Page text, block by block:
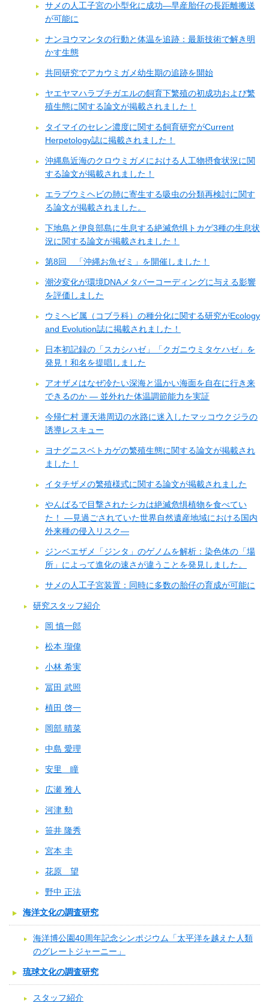
サメの人工子宮の小型化に成功―早産胎仔の長距離搬送
が可能に
ナンヨウマンタの行動と体温を追跡：最新技術で解き明
かす生態
共同研究でアカウミガメ幼生期の追跡を開始
ヤエヤマハラブチガエルの飼育下繁殖の初成功および繁
殖生態に関する論文が掲載されました！
タイマイのセレン濃度に関する飼育研究がCurrent
Herpetology誌に掲載されました！
沖縄島近海のクロウミガメにおける人工物摂食状況に関
する論文が掲載されました！
エラブウミヘビの肺に寄生する吸虫の分類再検討に関す
る論文が掲載されました。
下地島と伊良部島に生息する絶滅危惧トカゲ3種の生息状
況に関する論文が掲載されました！
第8回 「沖縄お魚ゼミ」を開催しました！
潮汐変化が環境DNAメタバーコーディングに与える影響
を評価しました
ウミヘビ属（コブラ科）の種分化に関する研究がEcology
and Evolution誌に掲載されました！
日本初記録の「スカシハゼ」「クガニウミタケハゼ」を
発見！和名を提唱しました
アオザメはなぜ冷たい深海と温かい海面を自在に行き来
できるのか ― 並外れた体温調節能力を実証
今帰仁村 運天港周辺の水路に迷入したマッコウクジラの
誘導レスキュー
ヨナグニスベトカゲの繁殖生態に関する論文が掲載され
ました！
イタチザメの繁殖様式に関する論文が掲載されました
やんばるで目撃されたシカは絶滅危惧植物を食べてい
た！ ―見過ごされていた世界自然遺産地域における国内
外来種の侵入リスク―
ジンベエザメ「ジンタ」のゲノムを解析：染色体の「場
所」によって進化の速さが違うことを発見しました。
サメの人工子宮装置：同時に多数の胎仔の育成が可能に
研究スタッフ紹介
岡 慎一郎
松本 瑠偉
小林 希実
冨田 武照
植田 啓一
岡部 晴菜
中島 愛理
安里 瞳
広瀬 雅人
河津 勲
笹井 隆秀
宮本 圭
花原 望
野中 正法
海洋文化の調査研究
海洋博公園40周年記念シンポジウム「太平洋を越えた人類
のグレートジャーニー」
琉球文化の調査研究
スタッフ紹介